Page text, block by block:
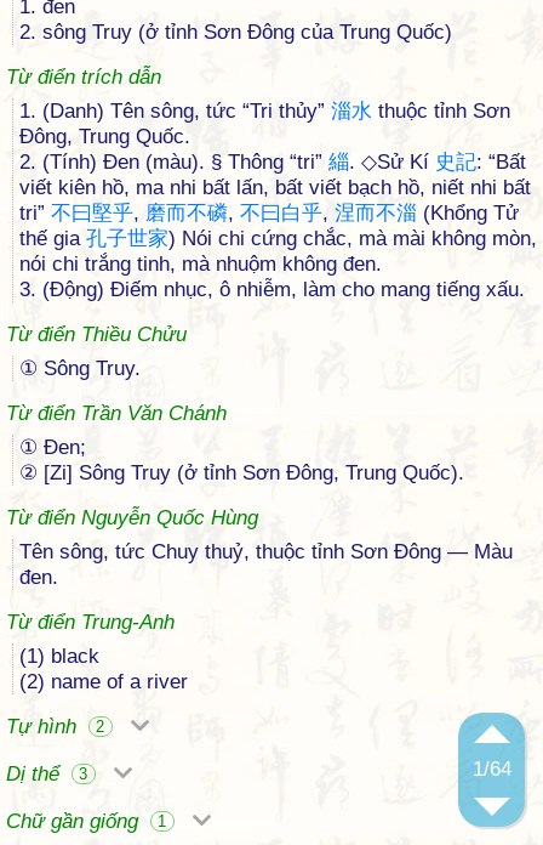
1/64
1. đen
2. sông Truy (ở tỉnh Sơn Đông của Trung Quốc)
Từ điển trích dẫn
1. (Danh) Tên sông, tức “Tri thủy” 淄水 thuộc tỉnh Sơn
Đông, Trung Quốc.
2. (Tính) Đen (màu). § Thông “tri” 緇. ◇Sử Kí 史記: “Bất
viết kiên hồ, ma nhi bất lấn, bất viết bạch hồ, niết nhi bất
tri” 不曰堅乎, 磨而不磷, 不曰白乎, 涅而不淄 (Khổng Tử
thế gia 孔子世家) Nói chi cứng chắc, mà mài không mòn,
nói chi trắng tinh, mà nhuộm không đen.
3. (Động) Điếm nhục, ô nhiễm, làm cho mang tiếng xấu.
Từ điển Thiều Chửu
① Sông Truy.
Từ điển Trần Văn Chánh
① Đen;
② [Zi] Sông Truy (ở tỉnh Sơn Đông, Trung Quốc).
Từ điển Nguyễn Quốc Hùng
Tên sông, tức Chuy thuỷ, thuộc tỉnh Sơn Đông — Màu
đen.
Từ điển Trung-Anh
(1) black
(2) name of a river
Tự hình
2
Dị thể 3
Chữ gần giống 1